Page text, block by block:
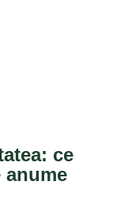
ce
anume